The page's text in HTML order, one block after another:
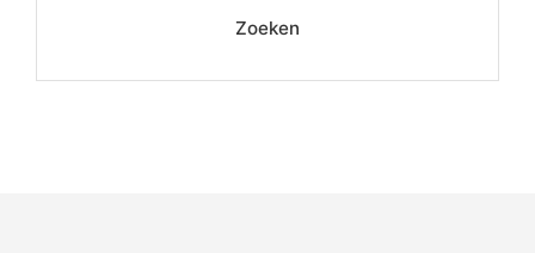
Zoeken